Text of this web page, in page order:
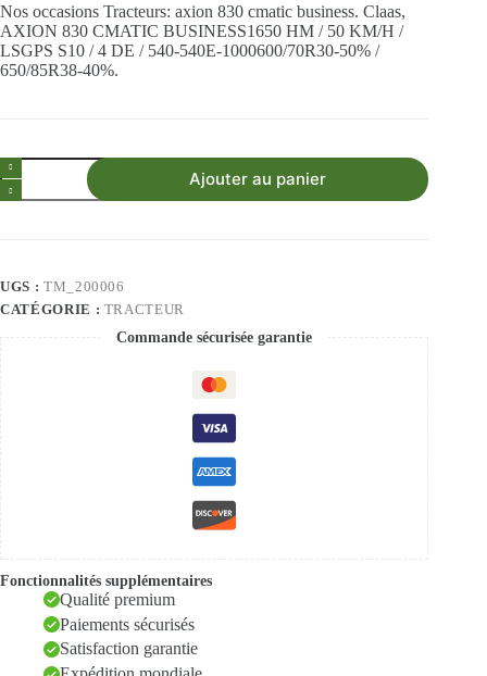
Nos occasions Tracteurs: axion 830 cmatic business. Claas,
AXION 830 CMATIC BUSINESS1650 HM / 50 KM/H /
LSGPS S10 / 4 DE / 540-540E-1000600/70R30-50% /
650/85R38-40%.
Ajouter au panier
UGS : TM_200006
CATÉGORIE : TRACTEUR
Commande sécurisée garantie
Fonctionnalités supplémentaires
Qualité premium
Paiements sécurisés
Satisfaction garantie